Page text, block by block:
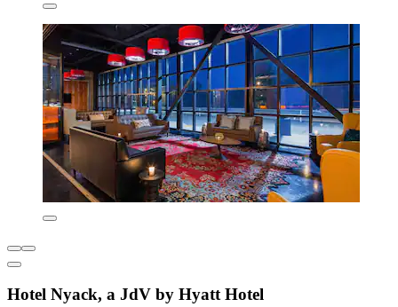
Hotel Nyack, a JdV by Hyatt Hotel